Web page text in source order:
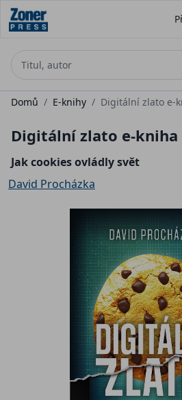
Domů / E-knihy / Digitální zlato e-
Digitální zlato e-kniha
Jak cookies ovládly svět
David Procházka